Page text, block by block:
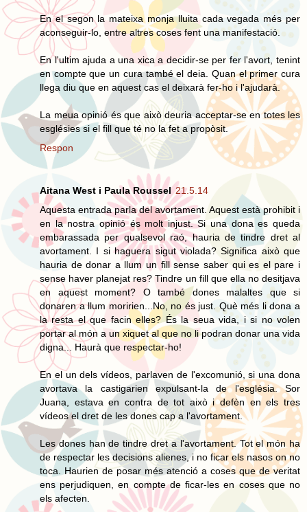
En el segon la mateixa monja lluita cada vegada més per
aconseguir-lo, entre altres coses fent una manifestació.
En l'ultim ajuda a una xica a decidir-se per fer l'avort, tenint
en compte que un cura també el deia. Quan el primer cura
llega diu que en aquest cas el deixarà fer-ho i l'ajudarà.
La meua opinió és que això deuria acceptar-se en totes les
esglésies si el fill que té no la fet a propòsit.
Respon
Aitana West i Paula Roussel 21.5.14
Aquesta entrada parla del avortament. Aquest està prohibit i
en la nostra opinió és molt injust. Si una dona es queda
embarassada per qualsevol raó, hauria de tindre dret al
avortament. I si haguera sigut violada? Significa això que
hauria de donar a llum un fill sense saber qui es el pare i
sense haver planejat res? Tindre un fill que ella no desitjava
en aquest moment? O també dones malaltes que si
donaren a llum moririen...No, no és just. Què més li dona a
la resta el que facin elles? És la seua vida, i si no volen
portar al món a un xiquet al que no li podran donar una vida
digna... Haurà que respectar-ho!
En el un dels vídeos, parlaven de l'excomunió, si una dona
avortava la castigarien expulsant-la de l'església. Sor
Juana, estava en contra de tot això i defèn en els tres
vídeos el dret de les dones cap a l'avortament.
Les dones han de tindre dret a l'avortament. Tot el món ha
de respectar les decisions alienes, i no ficar els nasos on no
toca. Haurien de posar més atenció a coses que de veritat
ens perjudiquen, en compte de ficar-les en coses que no
els afecten.